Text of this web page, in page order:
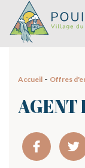
Panneau de gestion
Accueil - Offres
AGENT